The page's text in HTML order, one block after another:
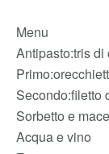
Menu
Antipasto:tris
Secondo:filetto
Sorbetto e
Acqua e vino